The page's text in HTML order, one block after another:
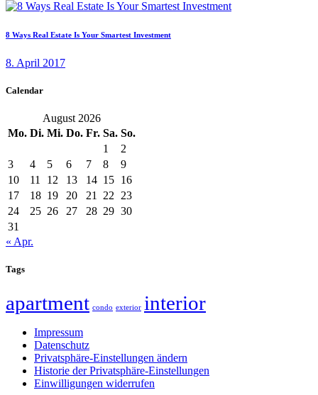
8 Ways Real Estate Is Your Smartest Investment
8. April 2017
Calendar
August 2026
Mo. Di. Mi. Do. Fr. Sa. So.
1
2
3
4 5 6 7 8
9
10
11 12 13 14 15 16
17
18 19 20 21 22
23
24
25 26 27 28 29 30
31
« Apr.
Tags
apartment condo exterior interior
Impressum
Datenschutz
Privatsphäre-Einstellungen ändern
Historie der Privatsphäre-Einstellungen
Einwilligungen widerrufen